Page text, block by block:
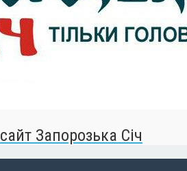
Запорозька Січ